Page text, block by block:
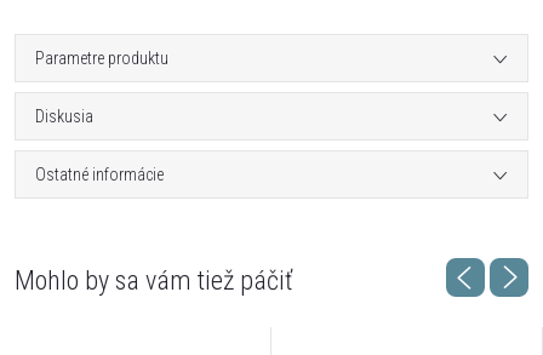
Parametre produktu
Diskusia
Ostatné informácie